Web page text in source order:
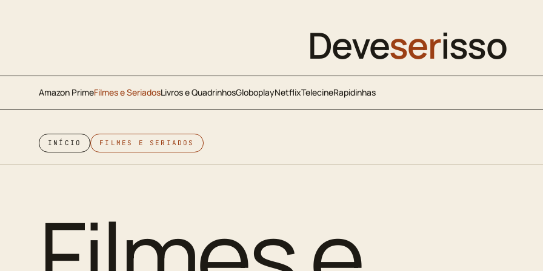
Deveserisso
Amazon PrimeFilmes e SeriadosLivros e QuadrinhosGloboplayNetflixTelecineRapidinhas
INÍCIO FILMES E SERIADOS